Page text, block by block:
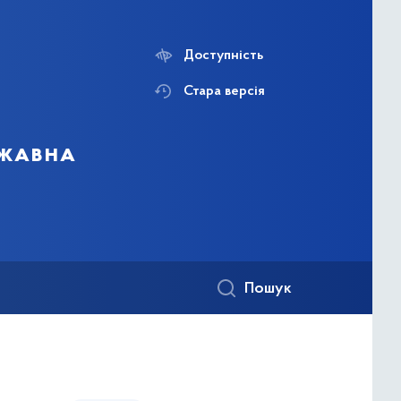
Доступність
Стара версія
Пошук